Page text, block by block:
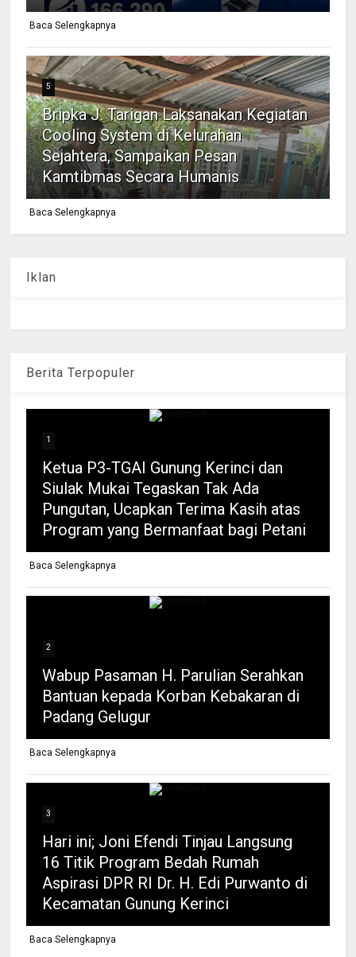
Baca Selengkapnya
5
Bripka J. Tarigan Laksanakan Kegiatan
Cooling System di Kelurahan
Sejahtera, Sampaikan Pesan
Kamtibmas Secara Humanis
Baca Selengkapnya
Iklan
Berita Terpopuler
1
Ketua P3-TGAI Gunung Kerinci dan
Siulak Mukai Tegaskan Tak Ada
Pungutan, Ucapkan Terima Kasih atas
Program yang Bermanfaat bagi Petani
Baca Selengkapnya
2
Wabup Pasaman H. Parulian Serahkan
Bantuan kepada Korban Kebakaran di
Padang Gelugur
Baca Selengkapnya
3
Hari ini; Joni Efendi Tinjau Langsung
16 Titik Program Bedah Rumah
Aspirasi DPR RI Dr. H. Edi Purwanto di
Kecamatan Gunung Kerinci
Baca Selengkapnya